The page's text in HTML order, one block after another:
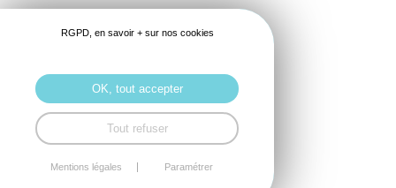
RGPD, en savoir + sur nos cookies
OK, tout accepter
Tout refuser
Mentions légales Paramétrer